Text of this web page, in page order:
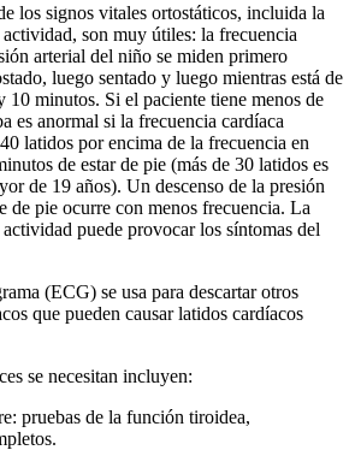
los signos vitales ortostáticos, incluida la
son muy útiles: la frecuencia
arterial del niño se miden primero
luego sentado y luego mientras está de
10 minutos. Si el paciente tiene menos de
es anormal si la frecuencia cardíaca
latidos por encima de la frecuencia en
de estar de pie (más de 30 latidos es
de 19 años). Un descenso de la presión
de pie ocurre con menos frecuencia. La
puede provocar los síntomas del
(ECG) se usa para descartar otros
que pueden causar latidos cardíacos
se necesitan incluyen:
pruebas de la función tiroidea,